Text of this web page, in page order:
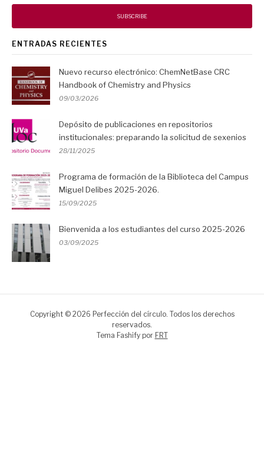
ENTRADAS RECIENTES
Nuevo recurso electrónico: ChemNetBase CRC
Handbook of Chemistry and Physics
09/03/2026
Depósito de publicaciones en repositorios
institucionales: preparando la solicitud de sexenios
28/11/2025
Programa de formación de la Biblioteca del Campus
Miguel Delibes 2025-2026.
15/09/2025
Bienvenida a los estudiantes del curso 2025-2026
03/09/2025
Copyright © 2026 Perfección del círculo. Todos los derechos
reservados.
Tema Fashify por FRT